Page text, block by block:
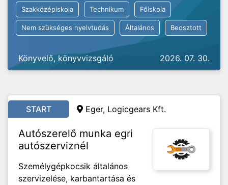
Szakközépiskola Technikum Főiskola
Nem szükséges nyelvtudás Általános Beosztott
Könyvelő, könyvvizsgáló 2026. 07. 30.
START Eger, Logicgears Kft.
Autószerelő munka egri
autószerviznél
Személygépkocsik általános
szervizelése, karbantartása és